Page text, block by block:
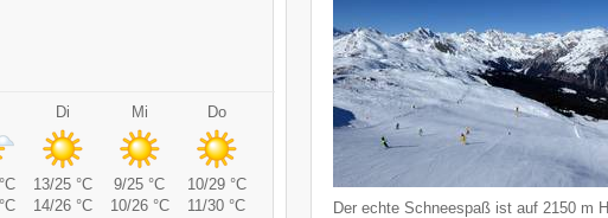
Di Mi Do
13/25 °C 9/25 °C
10/29 °C
14/26 °C 10/26 °C 11/30 °C
Der echte Schneespaß ist auf 2150 m